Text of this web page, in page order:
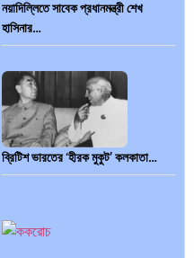
নয়াদিল্লিতে সাবেক প্রধানমন্ত্রী শেখ
হাসিনার…
ব্রিটিশ ভারতের ‘হীরক মুকুট’ কলকাতা…